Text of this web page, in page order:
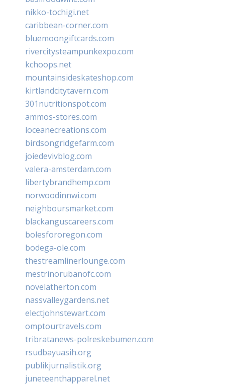
nikko-tochigi.net
caribbean-corner.com
bluemoongiftcards.com
rivercitysteampunkexpo.com
kchoops.net
mountainsideskateshop.com
kirtlandcitytavern.com
301nutritionspot.com
ammos-stores.com
loceanecreations.com
birdsongridgefarm.com
joiedevivblog.com
valera-amsterdam.com
libertybrandhemp.com
norwoodinnwi.com
neighboursmarket.com
blackanguscareers.com
bolesfororegon.com
bodega-ole.com
thestreamlinerlounge.com
mestrinorubanofc.com
novelatherton.com
nassvalleygardens.net
electjohnstewart.com
omptourtravels.com
tribratanews-polreskebumen.com
rsudbayuasih.org
publikjurnalistik.org
juneteenthapparel.net